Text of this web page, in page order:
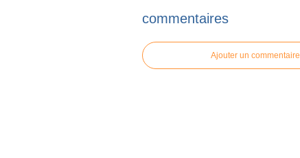
commentaires
Ajouter un commentaire